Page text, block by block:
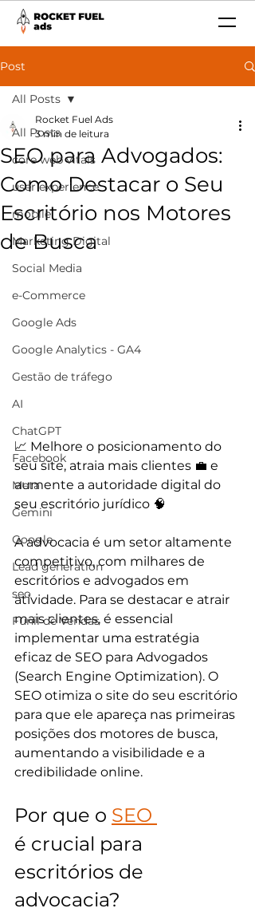
Post
All Posts
core web vitals
user experience
mobile
Marketing Digital
Social Media
e-Commerce
Google Ads
Google Analytics - GA4
Gestão de tráfego
AI
ChatGPT
Facebook
Meta
Gemini
Google
Lead generation
seo
Funil de Vendas
All Posts
SEO para Advogados:
Como Destacar o Seu
Escritório nos Motores
de Busca
Rocket Fuel Ads
3 min de leitura
📈 Melhore o posicionamento do
seu site, atraia mais clientes 💼 e
aumente a autoridade digital do
seu escritório jurídico 🧠
A advocacia é um setor altamente
competitivo, com milhares de
escritórios e advogados em
atividade. Para se destacar e atrair
mais clientes, é essencial
implementar uma estratégia
eficaz de SEO para Advogados
(Search Engine Optimization). O
SEO otimiza o site do seu escritório
para que ele apareça nas primeiras
posições dos motores de busca,
aumentando a visibilidade e a
credibilidade online.​
Por que o SEO
é crucial para
escritórios de
advocacia?